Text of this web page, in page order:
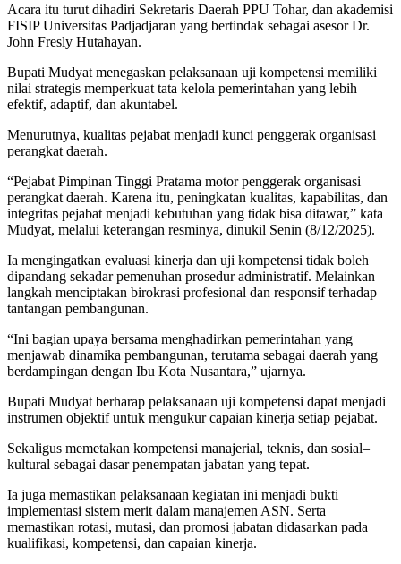
Acara itu turut dihadiri Sekretaris Daerah PPU Tohar, dan akademisi
FISIP Universitas Padjadjaran yang bertindak sebagai asesor Dr.
John Fresly Hutahayan.
Bupati Mudyat menegaskan pelaksanaan uji kompetensi memiliki
nilai strategis memperkuat tata kelola pemerintahan yang lebih
efektif, adaptif, dan akuntabel.
Menurutnya, kualitas pejabat menjadi kunci penggerak organisasi
perangkat daerah.
“Pejabat Pimpinan Tinggi Pratama motor penggerak organisasi
perangkat daerah. Karena itu, peningkatan kualitas, kapabilitas, dan
integritas pejabat menjadi kebutuhan yang tidak bisa ditawar,” kata
Mudyat, melalui keterangan resminya, dinukil Senin (8/12/2025).
Ia mengingatkan evaluasi kinerja dan uji kompetensi tidak boleh
dipandang sekadar pemenuhan prosedur administratif. Melainkan
langkah menciptakan birokrasi profesional dan responsif terhadap
tantangan pembangunan.
“Ini bagian upaya bersama menghadirkan pemerintahan yang
menjawab dinamika pembangunan, terutama sebagai daerah yang
berdampingan dengan Ibu Kota Nusantara,” ujarnya.
Bupati Mudyat berharap pelaksanaan uji kompetensi dapat menjadi
instrumen objektif untuk mengukur capaian kinerja setiap pejabat.
Sekaligus memetakan kompetensi manajerial, teknis, dan sosial–
kultural sebagai dasar penempatan jabatan yang tepat.
Ia juga memastikan pelaksanaan kegiatan ini menjadi bukti
implementasi sistem merit dalam manajemen ASN. Serta
memastikan rotasi, mutasi, dan promosi jabatan didasarkan pada
kualifikasi, kompetensi, dan capaian kinerja.